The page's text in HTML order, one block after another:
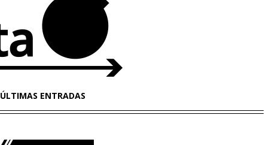
ÚLTIMAS ENTRADAS